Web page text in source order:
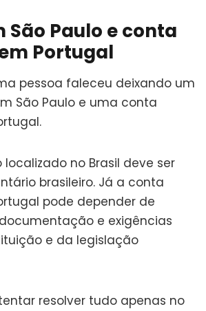
São Paulo e conta
Portugal
pessoa faleceu deixando um
São Paulo e uma conta
no Brasil deve ser
brasileiro. Já a conta
pode depender de
e exigências
e da legislação
resolver tudo apenas no